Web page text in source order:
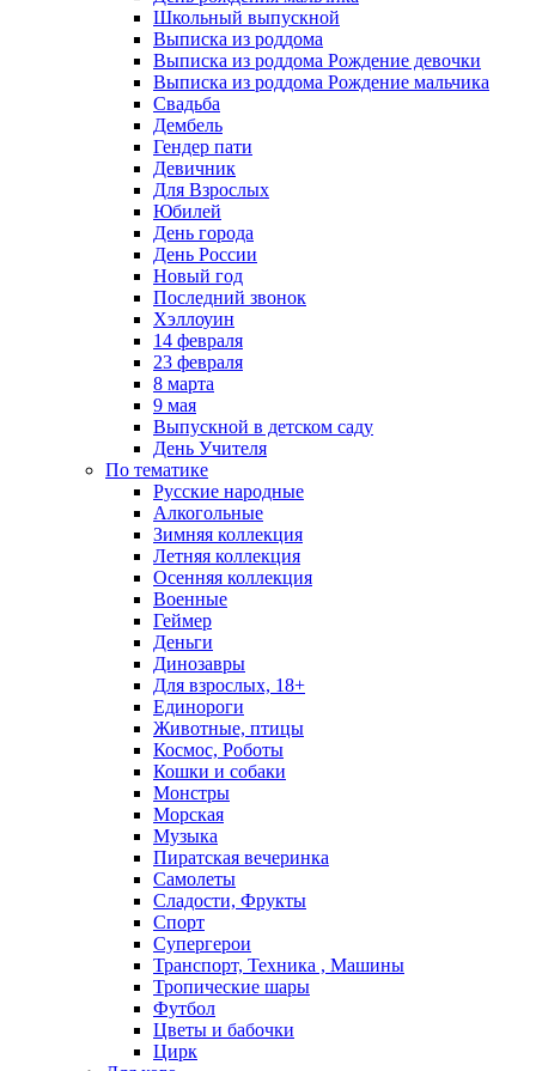
Школьный выпускной
Выписка из роддома
Выписка из роддома Рождение девочки
Выписка из роддома Рождение мальчика
Свадьба
Дембель
Гендер пати
Девичник
Для Взрослых
Юбилей
День города
День России
Новый год
Последний звонок
Хэллоуин
14 февраля
23 февраля
8 марта
9 мая
Выпускной в детском саду
День Учителя
По тематике
Русские народные
Алкогольные
Зимняя коллекция
Летняя коллекция
Осенняя коллекция
Военные
Геймер
Деньги
Динозавры
Для взрослых, 18+
Единороги
Животные, птицы
Космос, Роботы
Кошки и собаки
Монстры
Морская
Музыка
Пиратская вечеринка
Самолеты
Сладости, Фрукты
Спорт
Супергерои
Транспорт, Техника , Машины
Тропические шары
Футбол
Цветы и бабочки
Цирк